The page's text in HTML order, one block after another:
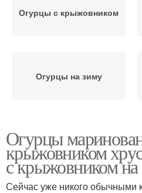
Огурцы с крыжовником
Огурцы на зиму
Огурцы с уксусом
Огурцы
крыжовником
с крыжовником
Сейчас уже никого обычными